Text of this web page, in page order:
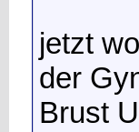
jetzt
der
Brust